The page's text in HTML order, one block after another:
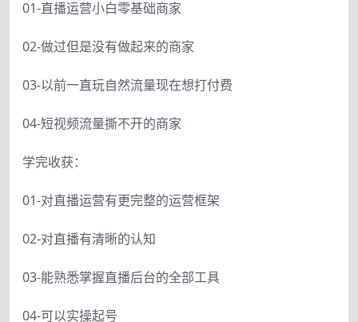
01-直播运营小白零基础商家
02-做过但是没有做起来的商家
03-以前一直玩自然流量现在想打付费
04-短视频流量撕不开的商家
学完收获：
01-对直播运营有更完整的运营框架
02-对直播有清晰的认知
03-能熟悉掌握直播后台的全部工具
04-可以实操起号